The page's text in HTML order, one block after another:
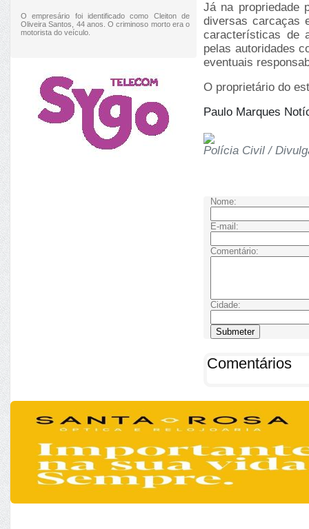
O empresário foi identificado como Cleiton de
Oliveira Santos, 44 anos. O criminoso morto era o
motorista do veículo.
Já na propriedade
diversas carcaças
características de
pelas autoridades
eventuais
O proprietário do
Paulo Marques
Polícia Civil /
Nome:
E-mail:
Comentário:
Cidade:
Comentários